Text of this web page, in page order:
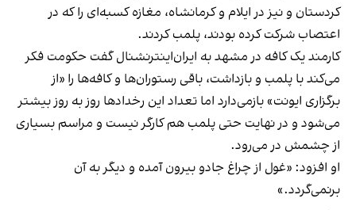
کردستان و نیز در ایلام و کرمانشاه، مغازه کسبه‌ای را که در
اعتصاب شرکت کرده بودند، پلمب کردند.
کارمند یک کافه در مشهد به ایران‌اینترنشنال گفت حکومت فکر
می‌کند با پلمب و بازداشت، باقی رستوران‌ها و کافه‌ها را «از
برگزاری ایونت» بازمی‌دارد اما تعداد این رخدادها روز به روز بیشتر
می‌شود و در نهایت حتی پلمب هم کارگر نیست و مراسم بسیاری
از چشمش در می‌رود.
او افزود: «غول از چراغ جادو بیرون آمده و دیگر به آن
برنمی‎‌گردد.»